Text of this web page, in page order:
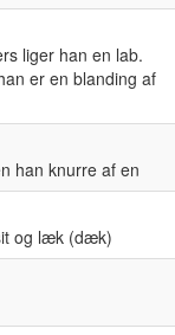
liger han en lab.
er en blanding af
han knurre af en
og læk (dæk)